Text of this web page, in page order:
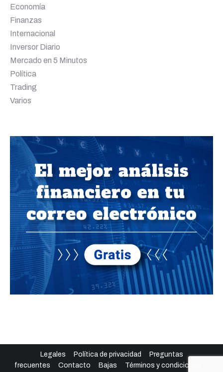
Economía
Finanzas
Internacional
Inversor Diario
Mercado en 5 Minutos
Política
Trading
Varios
Legales Política de privacidad
Preguntas
frecuentes
Contacto Bajas Términos y condiciones